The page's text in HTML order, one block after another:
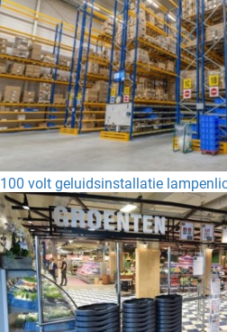
100 volt geluidsinstallatie